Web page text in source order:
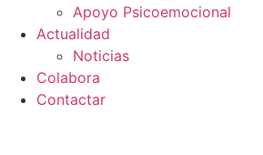
Apoyo Psicoemocional
Actualidad
Noticias
Colabora
Contactar